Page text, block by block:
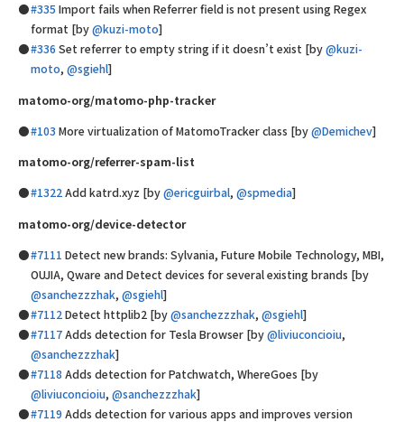
#335 Import fails when Referrer field is not present using Regex
format [by@kuzi-moto]
#336 Set referrer to empty string if it doesn’t exist [by@kuzi-
moto, @sgiehl]
matomo-org/matomo-php-tracker
#103 More virtualization of MatomoTracker class [by@Demichev]
matomo-org/referrer-spam-list
#1322Add katrd.xyz [by@ericguirbal, @spmedia]
matomo-org/device-detector
#7111 Detect new brands: Sylvania, Future Mobile Technology, MBI,
OUJIA, Qware and Detect devices for several existing brands [by
@sanchezzzhak, @sgiehl]
#7112Detect httplib2 [by@sanchezzzhak, @sgiehl]
#7117Adds detection for Tesla Browser [by@liviuconcioiu,
@sanchezzzhak]
#7118 Adds detection for Patchwatch, WhereGoes [by
@liviuconcioiu, @sanchezzzhak]
#7119 Adds detection for various apps and improves version